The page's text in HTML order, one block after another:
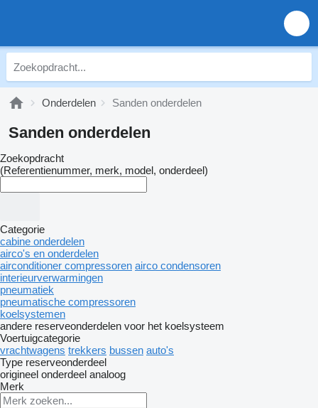
Onderdelen Sanden onderdelen
Sanden onderdelen
Zoekopdracht
(Referentienummer, merk, model, onderdeel)
Categorie
cabine onderdelen
airco's en onderdelen
airconditioner compressoren airco condensoren
interieurverwarmingen
pneumatiek
pneumatische compressoren
koelsystemen
andere reserveonderdelen voor het koelsysteem
Voertuigcategorie
vrachtwagens trekkers bussen auto's
Type reserveonderdeel
origineel onderdeel analoog
Merk